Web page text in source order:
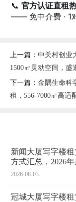
📞官方认证直租
—— 免中介费 · 1
上一篇： 中关村创业
1500㎡灵动空间，盛
下一篇： 金隅生命科
租，556-7000㎡高适
新闻大厦写字楼
方式汇总，2026
2026-08-03
冠城大厦写字楼